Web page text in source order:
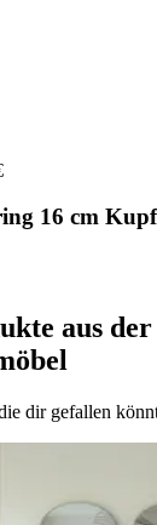
16 cm
aus
dir gefallen